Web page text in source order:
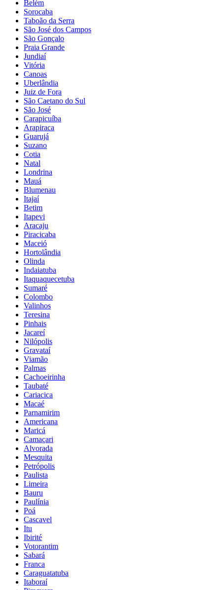
Belém
Sorocaba
Taboão da Serra
São José dos Campos
São Gonçalo
Praia Grande
Jundiaí
Vitória
Canoas
Uberlândia
Juiz de Fora
São Caetano do Sul
São José
Carapicuíba
Arapiraca
Guarujá
Suzano
Cotia
Natal
Londrina
Mauá
Blumenau
Itajaí
Betim
Itapevi
Aracaju
Piracicaba
Maceió
Hortolândia
Olinda
Indaiatuba
Itaquaquecetuba
Sumaré
Colombo
Valinhos
Teresina
Pinhais
Jacareí
Nilópolis
Gravataí
Viamão
Palmas
Cachoeirinha
Taubaté
Cariacica
Macaé
Parnamirim
Americana
Maricá
Camaçari
Alvorada
Mesquita
Petrópolis
Paulista
Limeira
Bauru
Paulínia
Poá
Cascavel
Itu
Ibirité
Votorantim
Sabará
Franca
Caraguatatuba
Itaboraí